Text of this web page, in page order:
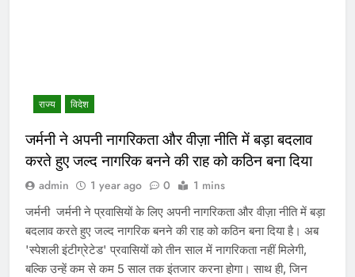
राज्य विदेश
जर्मनी ने अपनी नागरिकता और वीज़ा नीति में बड़ा बदलाव
करते हुए जल्द नागरिक बनने की राह को कठिन बना दिया
admin 1 year ago 0 1 mins
जर्मनी जर्मनी ने प्रवासियों के लिए अपनी नागरिकता और वीज़ा नीति में बड़ा
बदलाव करते हुए जल्द नागरिक बनने की राह को कठिन बना दिया है। अब
'स्पेशली इंटीग्रेटेड' प्रवासियों को तीन साल में नागरिकता नहीं मिलेगी,
बल्कि उन्हें कम से कम 5 साल तक इंतजार करना होगा। साथ ही, जिन